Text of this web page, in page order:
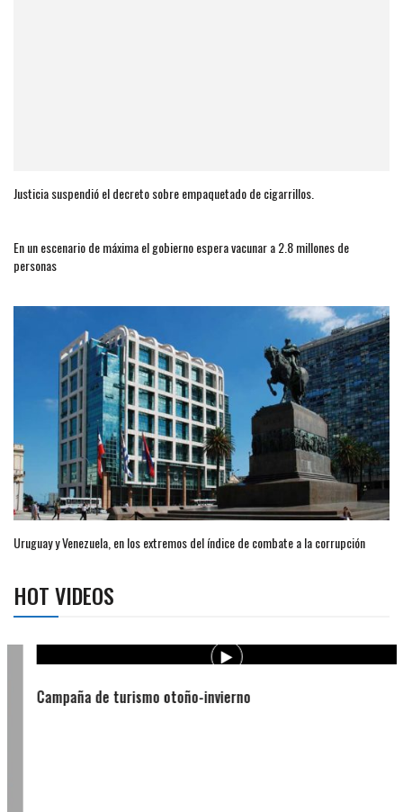
Justicia suspendió el decreto sobre empaquetado de cigarrillos.
En un escenario de máxima el gobierno espera vacunar a 2.8 millones de
personas
Uruguay y Venezuela, en los extremos del índice de combate a la corrupción
HOT VIDEOS
Campaña de turismo otoño-invierno